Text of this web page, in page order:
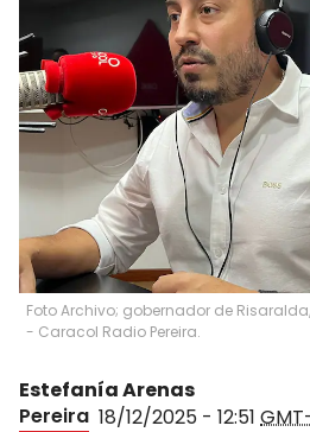
Foto Archivo; gobernador de
- Caracol Radio Pereira.
Estefanía Arenas
Pereira 18/12/2025 - 12:51